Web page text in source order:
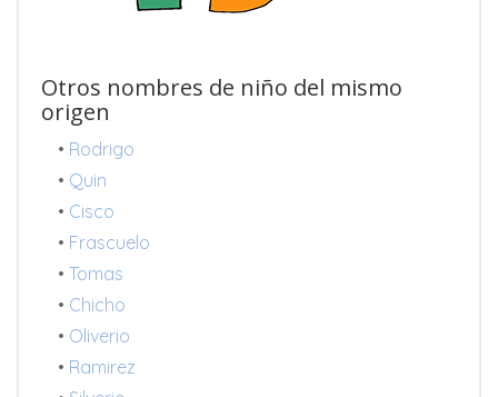
Otros nombres de niño del mismo
origen
• Rodrigo
• Quin
• Cisco
• Frascuelo
• Tomas
• Chicho
• Oliverio
• Ramirez